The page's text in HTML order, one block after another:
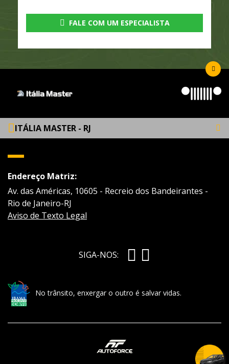
FALE COM UM ESPECIALISTA
ITÁLIA MASTER - RJ
Endereço Matriz:
Av. das Américas, 10605 - Recreio dos Bandeirantes -
Rio de Janeiro-RJ
Aviso de Texto Legal
SIGA-NOS:
No trânsito, enxergar o outro é salvar vidas.